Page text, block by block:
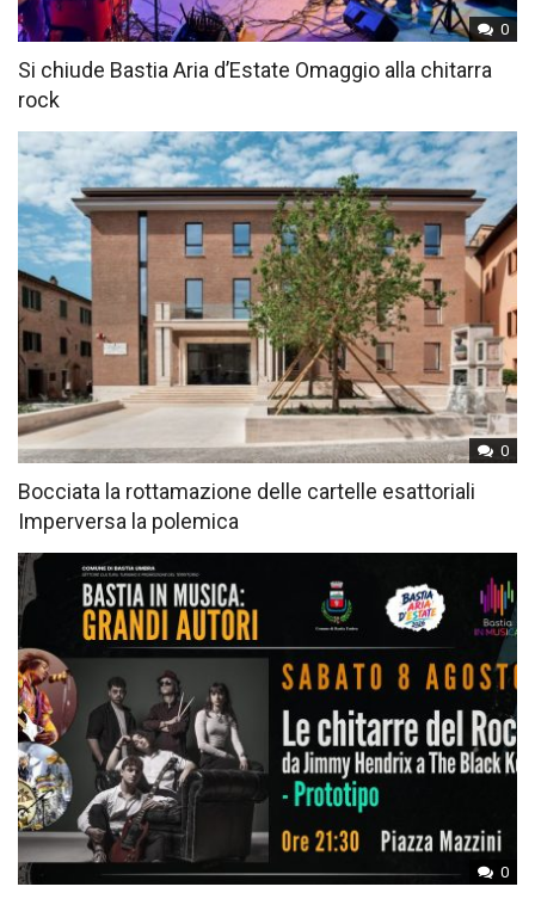
0
Si chiude Bastia Aria d’Estate Omaggio alla chitarra
rock
0
Bocciata la rottamazione delle cartelle esattoriali
Imperversa la polemica
0